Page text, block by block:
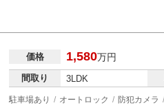
価格 1,580万円
間取り 3LDK
駐車場あり オートロック 防犯カメラ